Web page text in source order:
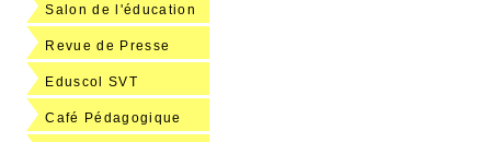
Salon de l'éducation
Revue de Presse
Eduscol SVT
Café Pédagogique